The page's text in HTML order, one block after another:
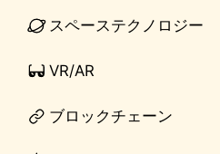
スペーステクノロジー
VR/AR
ブロックチェーン